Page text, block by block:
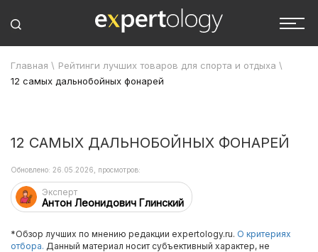
Главная \ Рейтинги лучших товаров для спорта и отдыха \
12 самых дальнобойных фонарей
12 САМЫХ ДАЛЬНОБОЙНЫХ ФОНАРЕЙ
Эксперт
Антон Леонидович Глинский
Обновлено: 26.05.2026, просмотров:
*Обзор лучших по мнению редакции expertology.ru. О критериях
отбора. Данный материал носит субъективный характер, не